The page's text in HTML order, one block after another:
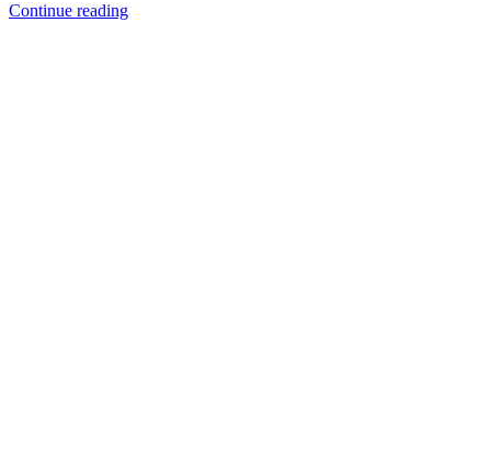
Continue reading